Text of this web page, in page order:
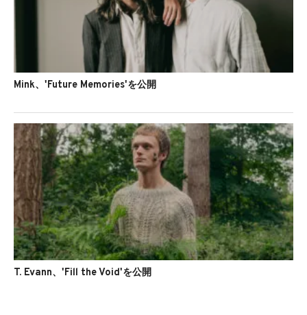
Mink、'Future Memories'を公開
T. Evann、'Fill the Void'を公開